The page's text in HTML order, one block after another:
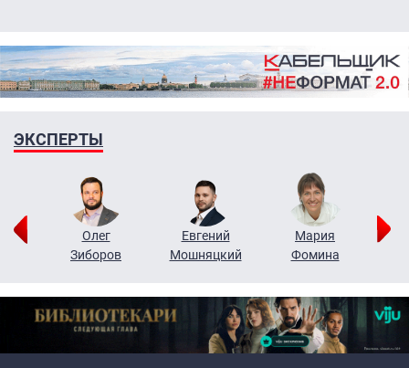
ЭКСПЕРТЫ
Олег
Зиборов
Евгений
Мошняцкий
Мария
Фомина